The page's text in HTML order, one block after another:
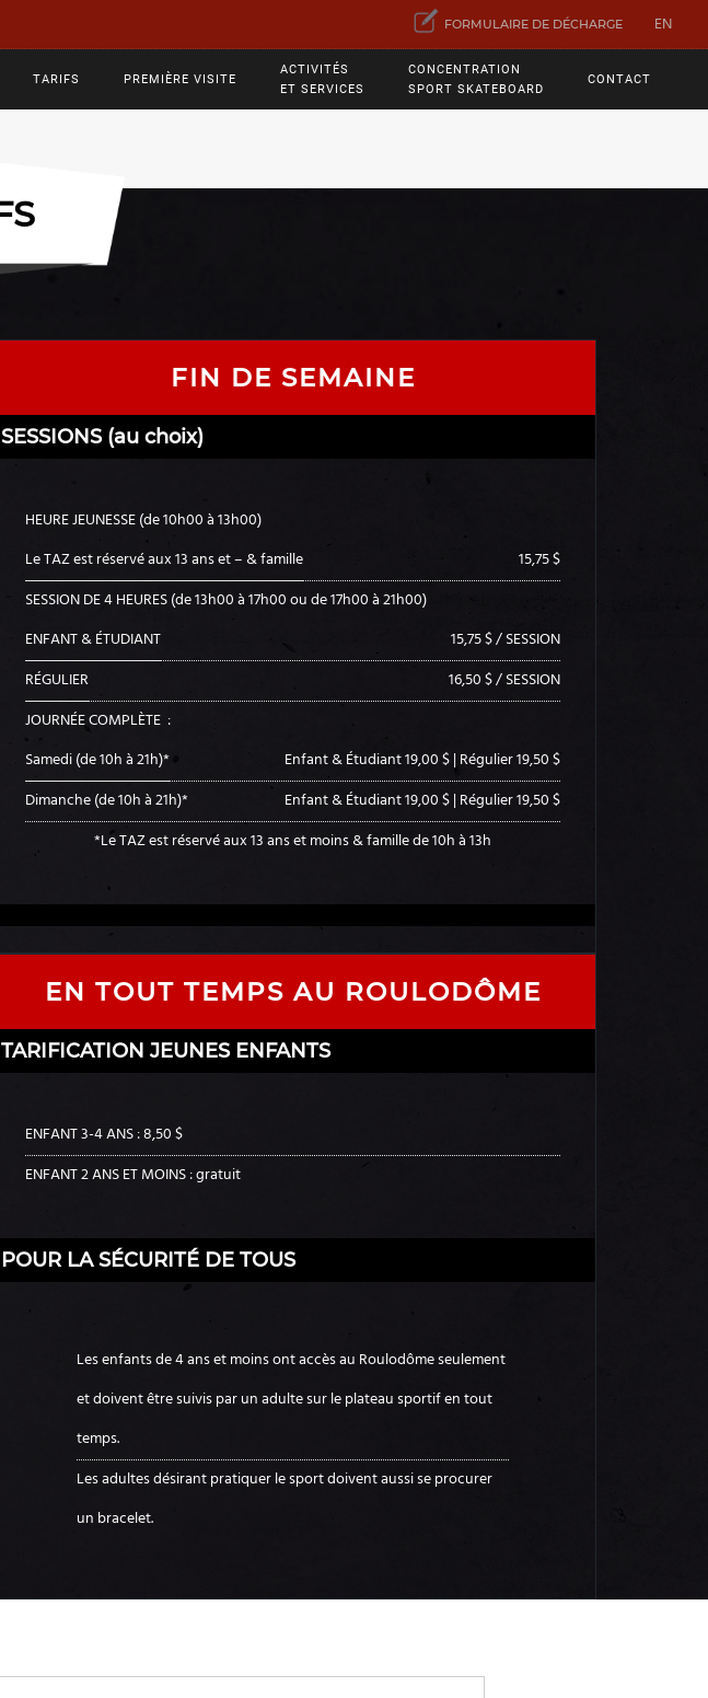
FORMULAIRE DE DÉCHARGE EN
TARIFS PREMIÈRE VISITE
ACTIVITÉS
ET SERVICES
CONCENTRATION
SPORT SKATEBOARD
CONTACT
FIN DE SEMAINE
SESSIONS (au choix)
HEURE JEUNESSE (de 10h00 à 13h00)
Le TAZ est réservé aux 13 ans et – & famille
15,75 $
SESSION DE 4 HEURES (de 13h00 à 17h00 ou de 17h00 à 21h00)
ENFANT & ÉTUDIANT
15,75 $ / SESSION
RÉGULIER
16,50 $ / SESSION
JOURNÉE COMPLÈTE :
Samedi (de 10h à 21h)*
Enfant & Étudiant 19,00 $ | Régulier 19,50 $
Dimanche (de 10h à 21h)*
Enfant & Étudiant 19,00 $ | Régulier 19,50 $
*Le TAZ est réservé aux 13 ans et moins & famille de 10h à 13h
EN TOUT TEMPS AU ROULODÔME
TARIFICATION JEUNES ENFANTS
ENFANT 3-4 ANS : 8,50 $
ENFANT 2 ANS ET MOINS : gratuit
POUR LA SÉCURITÉ DE TOUS
Les enfants de 4 ans et moins ont accès au Roulodôme seulement
et doivent être suivis par un adulte sur le plateau sportif en tout
temps.
Les adultes désirant pratiquer le sport doivent aussi se procurer
un bracelet.